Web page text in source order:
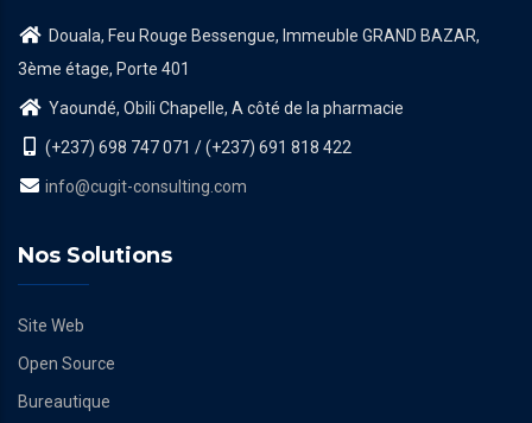
Douala, Feu Rouge Bessengue, Immeuble GRAND BAZAR,
3ème étage, Porte 401
Yaoundé, Obili Chapelle, A côté de la pharmacie
(+237) 698 747 071 / (+237) 691 818 422
info@cugit-consulting.com
Nos Solutions
Site Web
Open Source
Bureautique